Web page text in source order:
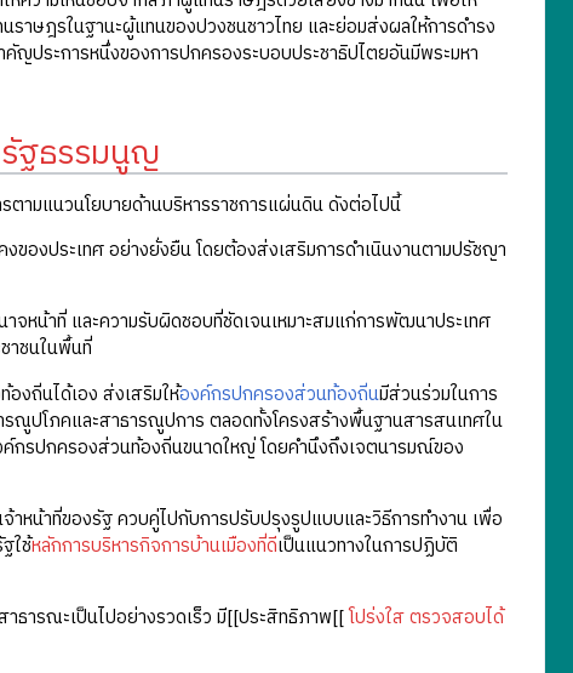
าษฎรในฐานะผู้แทนของปวงชนชาวไทย และย่อมส่งผลให้การดำรง
ประการหนึ่งของการปกครองระบอบประชาธิปไตยอันมีพระมหา
ฐธรรมนูญ
ามแนวนโยบายด้านบริหารราชการแผ่นดิน ดังต่อไปนี้
องประเทศ อย่างยั่งยืน โดยต้องส่งเสริมการดำเนินงานตามปรัชญา
จหน้าที่ และความรับผิดชอบที่ชัดเจนเหมาะสมแก่การพัฒนาประเทศ
าชนในพื้นที่
งถิ่นได้เอง ส่งเสริมให้องค์กรปกครองส่วนท้องถิ่นมีส่วนร่วมในการ
ปโภคและสาธารณูปการ ตลอดทั้งโครงสร้างพื้นฐานสารสนเทศใน
กรปกครองส่วนท้องถิ่นขนาดใหญ่ โดยคำนึงถึงเจตนารมณ์ของ
จ้าหน้าที่ของรัฐ ควบคู่ไปกับการปรับปรุงรูปแบบและวิธีการทำงาน เพื่อ
ใช้หลักการบริหารกิจการบ้านเมืองที่ดีเป็นแนวทางในการปฏิบัติ
าธารณะเป็นไปอย่างรวดเร็ว มี[[ประสิทธิภาพ[[โปร่งใสตรวจสอบได้